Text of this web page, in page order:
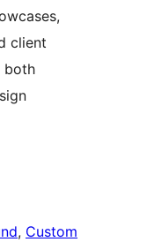
client
both
, Custom